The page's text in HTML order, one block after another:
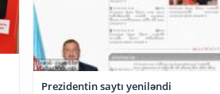
Prezidentin saytı yeniləndi